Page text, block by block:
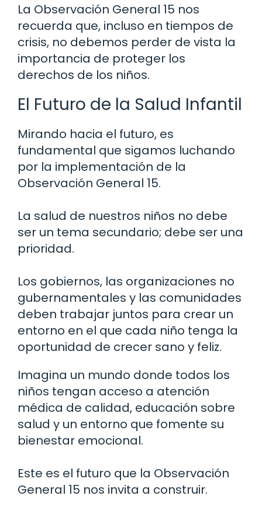
La Observación General 15 nos
recuerda que, incluso en tiempos de
crisis, no debemos perder de vista la
importancia de proteger los
derechos de los niños.
El Futuro de la Salud Infantil
Mirando hacia el futuro, es
fundamental que sigamos luchando
por la implementación de la
Observación General 15.
La salud de nuestros niños no debe
ser un tema secundario; debe ser una
prioridad.
Los gobiernos, las organizaciones no
gubernamentales y las comunidades
deben trabajar juntos para crear un
entorno en el que cada niño tenga la
oportunidad de crecer sano y feliz.
Imagina un mundo donde todos los
niños tengan acceso a atención
médica de calidad, educación sobre
salud y un entorno que fomente su
bienestar emocional.
Este es el futuro que la Observación
General 15 nos invita a construir.